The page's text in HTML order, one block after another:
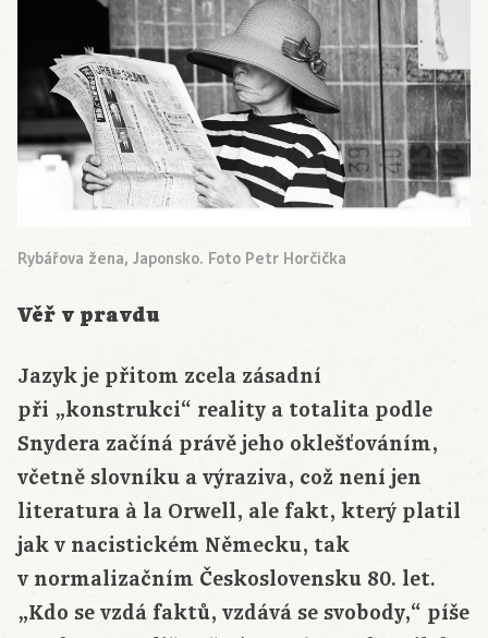
Rybářova žena, Japonsko. Foto Petr Horčička
Věř v pravdu
Jazyk je přitom zcela zásadní
při „konstrukci“ reality a totalita podle
Snydera začíná právě jeho oklešťováním,
včetně slovníku a výraziva, což není jen
literatura à la Orwell, ale fakt, který platil
jak v nacistickém Německu, tak
v normalizačním Československu 80. let.
„Kdo se vzdá faktů, vzdává se svobody,“ píše